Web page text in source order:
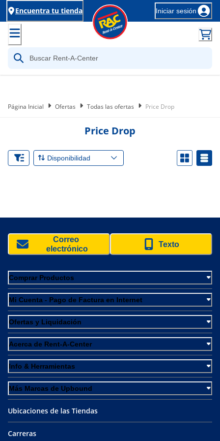
Encuentra tu tienda Iniciar sesión
Página Inicial Ofertas Todas las ofertas Price Drop
Price Drop
Disponibilidad
Correo
electrónico
Texto
Comprar Productos
Mi Cuenta - Pago de Factura en Internet
Ofertas y Liquidación
Acerca de Rent-A-Center
Info & Herramientas
Más Marcas de Upbound
Ubicaciones de las Tiendas
Carreras